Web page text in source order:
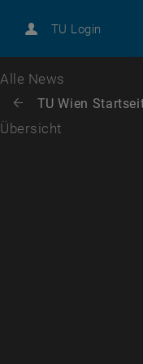
TU Login
Karriere
Zur 1. Menü Ebene
Alle News
Zurück: Subseiten von
Zurück zur letzten
TU Wien
Übersicht